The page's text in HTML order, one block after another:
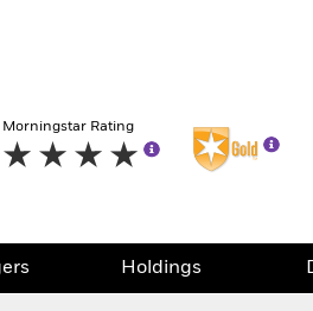
Morningstar Rating
Holdings